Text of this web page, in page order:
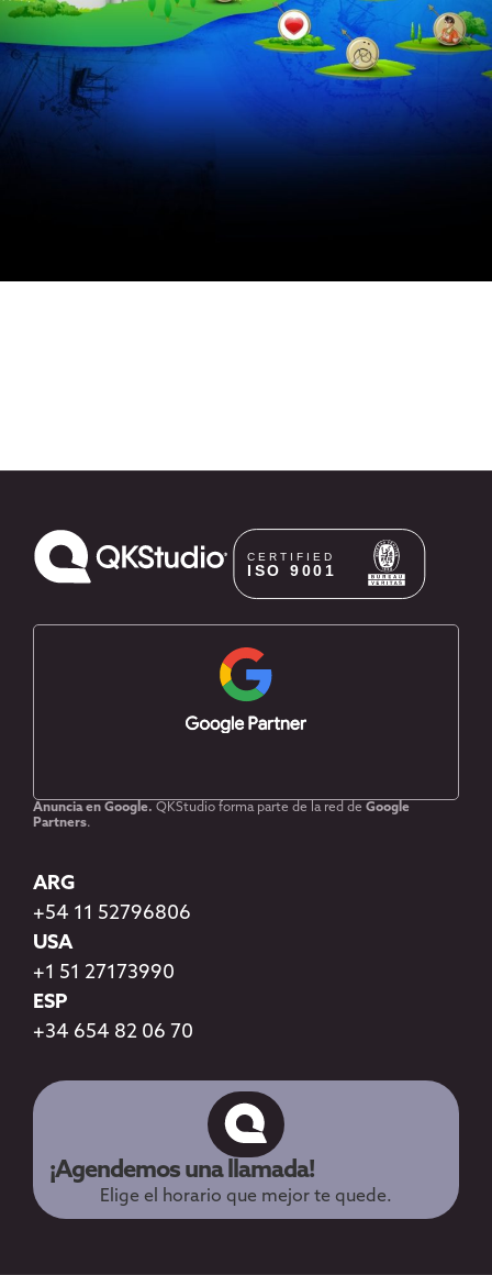
Anuncia en Google. QKStudio forma parte de la red de Google
Partners.
ARG
+54 11 52796806
USA
+1 51 27173990
ESP
+34 654 82 06 70
¡Agendemos una llamada!
Elige el horario que mejor te quede.